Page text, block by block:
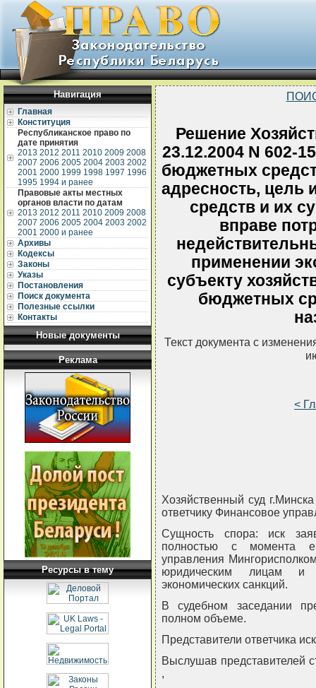
Навигация
Главная
Конституция
Республиканское право по
дате принятия
2013 2012 2011 2010 2009 2008
2007 2006 2005 2004 2003 2002
2001 2000 1999 1998 1997 1996
1995 1994 и ранее
Правовые акты местных
органов власти по датам
2013 2012 2011 2010 2009 2008
2007 2006 2005 2004 2003 2002
2001 2000 и ранее
Архивы
Кодексы
Законы
Указы
Постановления
Поиск документа
Полезные ссылки
Контакты
Новые документы
Реклама
Ресурсы в тему
Решение
23.12.2004 N 602-
бюджетных
адресность, цель
средств и их
вправе
применении
субъекту
бюджетных
Текст документа с
<
Хозяйственный суд
ответчику Финансовое
Сущность спора: иск
полностью с момента
управления
юридическим лицам и
экономических санкций.
В судебном заседании
полном объеме.
Представители ответчика
Выслушав представителей
,